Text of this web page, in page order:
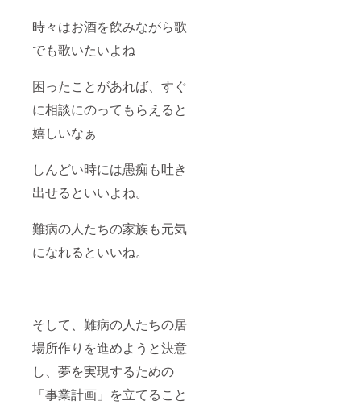
時々はお酒を飲みながら歌
でも歌いたいよね
困ったことがあれば、すぐ
に相談にのってもらえると
嬉しいなぁ
しんどい時には愚痴も吐き
出せるといいよね。
難病の人たちの家族も元気
になれるといいね。
そして、難病の人たちの居
場所作りを進めようと決意
し、夢を実現するための
「事業計画」を立てること